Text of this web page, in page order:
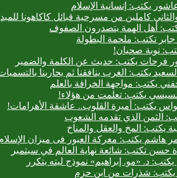
يكتب: إنسانية الإسلام
والثاني كاملين من مسرحية قبائل كاكاهونا
أهل الهمة يتصدرون الصفوف
جابر تكتب: ملحمة البطولة
نوبة صحيان!
فرحات يكتب: حديث عن الكلمة والضمير
يكتب: الغرب ينافقنا ثم يحاربنا
يكتب: مواجهة الخرافة بالعلم
يكتب: تعلمت من هؤلاء!
يكتب: أميرة القلوب.. عاشقة الأهرامات!
الثمن الذي تقدمه الشعوب
يكتب: المخ والعقل والمناخ
هاشم يكتب: معركة العبور فى ميزان
حسن تكتب: شائعة نهاية العالم في سبتمبر
د. «مو. إبراهيم» نموذج ليته يتكرر
يكتب: شذرات من ابن حزم